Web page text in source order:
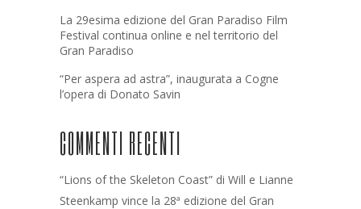
La 29esima edizione del Gran Paradiso Film
Festival continua online e nel territorio del
Gran Paradiso
“Per aspera ad astra”, inaugurata a Cogne
l’opera di Donato Savin
COMMENTI RECENTI
“Lions of the Skeleton Coast” di Will e Lianne
Steenkamp vince la 28ª edizione del Gran